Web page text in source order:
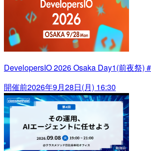
DevelopersIO 2026 Osaka Day1(前夜祭)
開催前2026年9月28日(月) 16:30